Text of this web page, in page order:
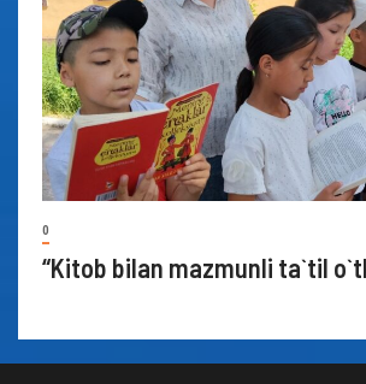
0
“Kitob bilan mazmunli ta`til